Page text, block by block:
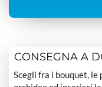
CONSEGNA A
Scegli fra i bouquet, le